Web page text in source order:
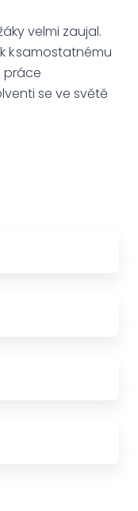
velmi zaujal.
k samostatnému
práce
se ve světě